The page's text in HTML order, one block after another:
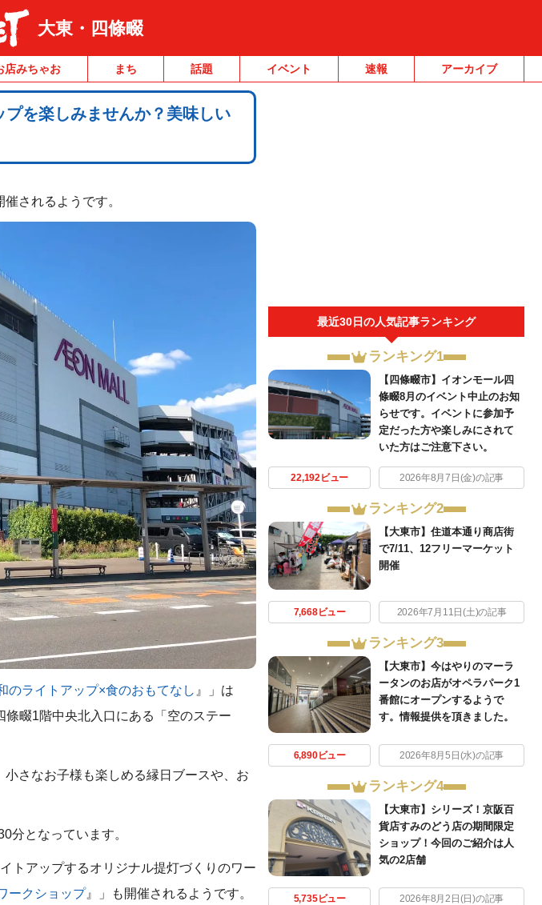
大東・四條畷
店みちゃお まち 話題 イベント 速報 アーカイブ
プを楽しみませんか？美味しい
されるようです。
のライトアップ×食のおもてなし 』」は
畷1階中央北入口にある「空のステー
さなお子様も楽しめる縁日ブースや、お
分となっています。
トアップするオリジナル提灯づくりのワー
ークショップ』」も開催されるようです。
最近30日の人気記事ランキング
ランキング1
【四條畷市】イオンモール四
條畷8月のイベント中止のお知
らせです。イベントに参加予
定だった方や楽しみにされて
いた方はご注意下さい。
22,192ビュー 2026年8月7日(金)の記事
ランキング2
【大東市】住道本通り商店街
で7/11、12フリーマーケット
開催
7,668ビュー 2026年7月11日(土)の記事
ランキング3
【大東市】今はやりのマーラ
ータンのお店がオペラパーク1
番館にオープンするようで
す。情報提供を頂きました。
6,890ビュー 2026年8月5日(水)の記事
ランキング4
【大東市】シリーズ！京阪百
貨店すみのどう店の期間限定
ショップ！今回のご紹介は人
気の2店舗
5,735ビュー 2026年8月2日(日)の記事